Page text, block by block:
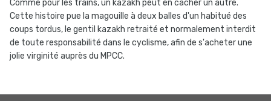
Comme pour les trains, un kazakh peut en cacher un autre.
Cette histoire pue la magouille à deux balles d'un habitué des
coups tordus, le gentil kazakh retraité et normalement interdit
de toute responsabilité dans le cyclisme, afin de s'acheter une
jolie virginité auprès du MPCC.